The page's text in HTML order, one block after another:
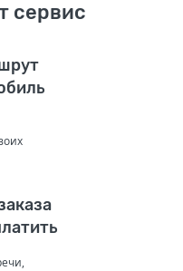
сервис